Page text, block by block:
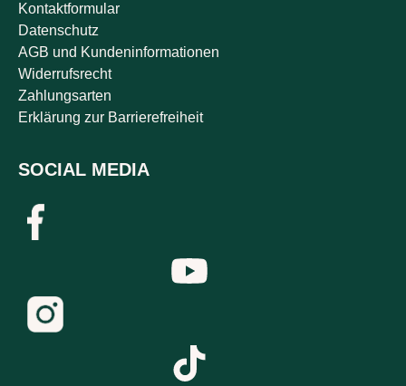
Kontaktformular
Datenschutz
AGB und Kundeninformationen
Widerrufsrecht
Zahlungsarten
Erklärung zur Barrierefreiheit
SOCIAL MEDIA